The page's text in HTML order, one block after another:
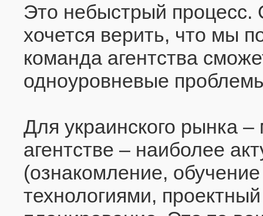
Это небыстрый процесс.
хочется верить, что мы
команда агентства
одноуровневые
Для украинского рынка
агентстве – наиболее
(ознакомление,
технологиями,